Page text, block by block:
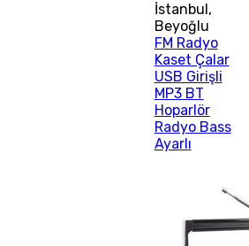
İstanbul ,
Beyoğlu
FM Radyo
Kaset Çalar
USB Girişli
MP3 BT
Hoparlör
Radyo Bass
Ayarlı